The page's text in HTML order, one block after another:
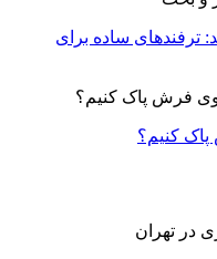
ترفندهای ساده برای
کنیم؟